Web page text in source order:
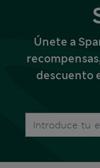
Únete a
descuento